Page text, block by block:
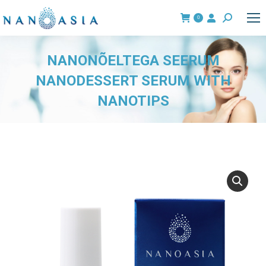
0 Search:
NANONÕELTEGA SEERUM
NANODESSERT SERUM WITH
NANOTIPS
You are here: